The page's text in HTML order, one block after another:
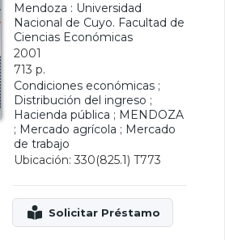
Mendoza : Universidad
Nacional de Cuyo. Facultad de
Ciencias Económicas
2001
713 p.
Condiciones económicas ;
Distribución del ingreso ;
Hacienda pública ; MENDOZA
; Mercado agrícola ; Mercado
de trabajo
Ubicación: 330(825.1) T773